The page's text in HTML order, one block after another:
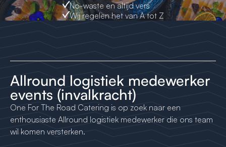
No-waste en altijd vers
Wij regelen het van A tot Z
Allround logistiek medewerker
events (invalkracht)
One For The Road Catering is op zoek naar een
enthousiaste Allround logistiek medewerker die ons team
wil komen versterken.